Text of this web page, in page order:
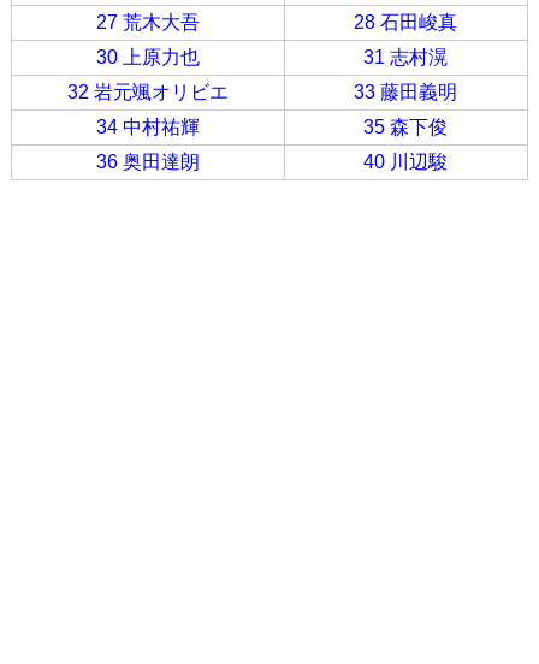
27 荒木大吾
28 石田峻真
30 上原力也
31 志村滉
32 岩元颯オリビエ
33 藤田義明
34 中村祐輝
35 森下俊
36 奥田達朗
40 川辺駿